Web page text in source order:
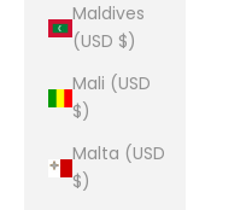
Maldives
(USD $)
Mali (USD
$)
Malta (USD
$)